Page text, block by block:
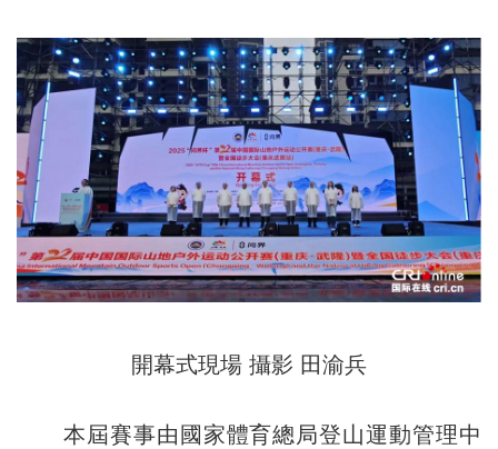
開幕式現場 攝影 田渝兵
本屆賽事由國家體育總局登山運動管理中